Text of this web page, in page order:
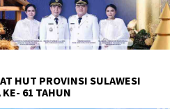
HUT PROVINSI SULAWESI
KE- 61 TAHUN